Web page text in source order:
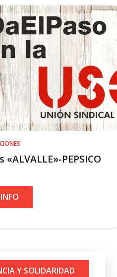
PEPSICO
Y SOLIDARIDAD